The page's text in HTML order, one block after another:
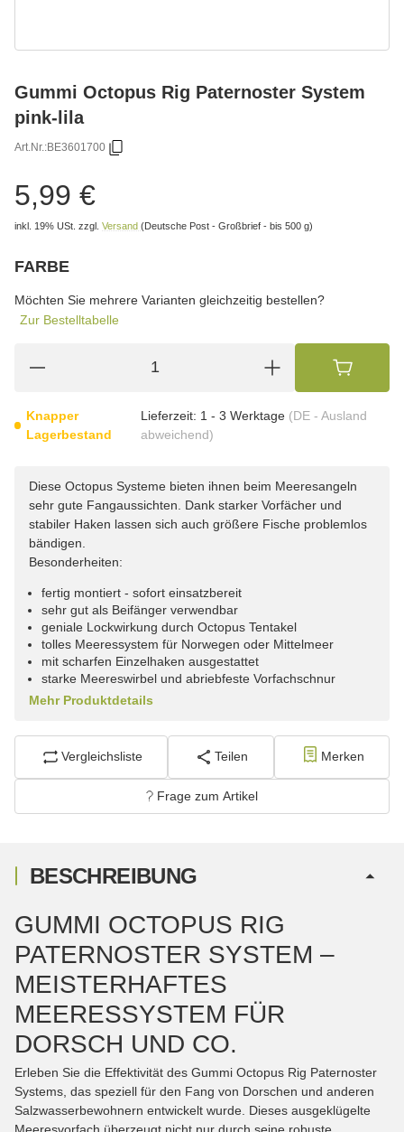
Gummi Octopus Rig Paternoster System
pink-lila
Art.Nr.:BE3601700
5,99 €
inkl. 19% USt. zzgl. Versand (Deutsche Post - Großbrief - bis 500 g)
FARBE
Möchten Sie mehrere Varianten gleichzeitig bestellen?
Zur Bestelltabelle
Knapper
Lagerbestand
Lieferzeit: 1 - 3 Werktage (DE - Ausland
abweichend)
Diese Octopus Systeme bieten ihnen beim Meeresangeln
sehr gute Fangaussichten. Dank starker Vorfächer und
stabiler Haken lassen sich auch größere Fische problemlos
bändigen.
Besonderheiten:
fertig montiert - sofort einsatzbereit
sehr gut als Beifänger verwendbar
geniale Lockwirkung durch Octopus Tentakel
tolles Meeressystem für Norwegen oder Mittelmeer
mit scharfen Einzelhaken ausgestattet
starke Meereswirbel und abriebfeste Vorfachschnur
Mehr Produktdetails
Vergleichsliste Teilen Merken
Frage zum Artikel
BESCHREIBUNG
GUMMI OCTOPUS RIG
PATERNOSTER SYSTEM –
MEISTERHAFTES
MEERESSYSTEM FÜR
DORSCH UND CO.
Erleben Sie die Effektivität des Gummi Octopus Rig Paternoster
Systems, das speziell für den Fang von Dorschen und anderen
Salzwasserbewohnern entwickelt wurde. Dieses ausgeklügelte
Meeresvorfach überzeugt nicht nur durch seine robuste